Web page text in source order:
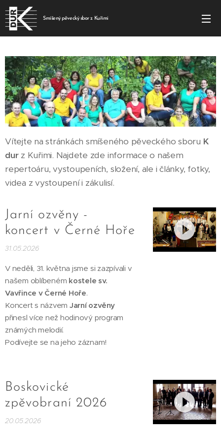
Smíšený pěvecký sbor z Kuřimi
Vítejte na stránkách smíšeného pěveckého sboru K
durz Kuřimi. Najdete zde informace o našem
repertoáru, vystoupeních, složení, ale i články, fotky,
videa z vystoupení i zákulisí.
Jarní ozvěny -
koncert v Černé Hoře
31.05.2026
V neděli, 31. května jsme si zazpívali v
našem oblíbeném kostele sv.
Vavřince v Černé Hoře.
Koncert s názvem Jarní ozvěny
přinesl více než hodinový program
známých melodií.
Podívejte se na jeho záznam!
Boskovické
zpěvobraní 2026
20.05.2026